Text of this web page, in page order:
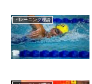
トレーニング理論